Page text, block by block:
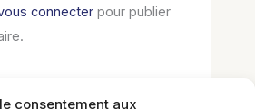
consentement aux
connecter pour publier